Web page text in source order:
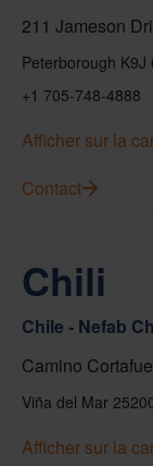
211 Jameson
Peterborough K9J
+1 705-748-4888
Afficher sur la
Contact
Chili
Chile - Nefab
Camino
Viña del Mar
Afficher sur la